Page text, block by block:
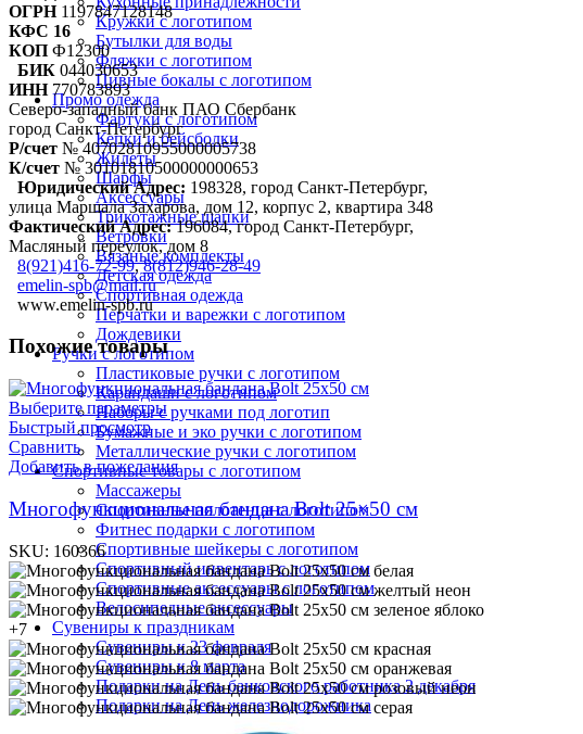
Кружки с логотипом
Бутылки для воды
Фляжки с логотипом
Пивные бокалы с логотипом
Промо одежда
Фартуки с логотипом
Кепки и бейсболки
Жилеты
Шарфы
Аксессуары
Трикотажные шапки
Ветровки
Вязаные комплекты
Детская одежда
Спортивная одежда
Перчатки и варежки с логотипом
Дождевики
Ручки с логотипом
Пластиковые ручки с логотипом
Карандаши с логотипом
Наборы с ручками под логотип
Бумажные и эко ручки с логотипом
Металлические ручки с логотипом
Спортивные товары с логотипом
Массажеры
Спортивные полотенца с логотипом
Фитнес подарки с логотипом
Спортивные шейкеры с логотипом
Спортивный инвентарь с логотипом
Спортивные аксессуары с логотипом
Велосипедные аксессуары
Сувениры к праздникам
Сувениры к 23 февраля
Сувениры к 8 марта
Подарки на День банковского работника 2 декабря
Подарки на День железнодорожника
ОГРН1197847128148
КФС 16
КОП Ф12300
БИК 044030653
ИНН770783893
Северо-западный банк ПАО Сбербанк
город Санкт-Петербург
Р/счет № 40702810955000005738
К/счет № 30101810500000000653
Юридический Адрес: 198328, город Санкт-Петербург,
улица Маршала Захарова, дом 12, корпус 2, квартира 348
Фактический Адрес:196084, город Санкт-Петербург,
Масляный переулок, дом 8
8(921)416-72-99,8(812)946-28-49
emelin-spb@mail.ru
www.emelin-spb.ru
Похожие товары
Выберите параметры
Быстрый просмотр
Сравнить
Добавить в пожелания
Многофункциональная бандана Bolt 25×50 см
SKU: 160366
белая
желтый неон
зеленое яблоко
+7
красная
оранжевая
розовый неон
серая